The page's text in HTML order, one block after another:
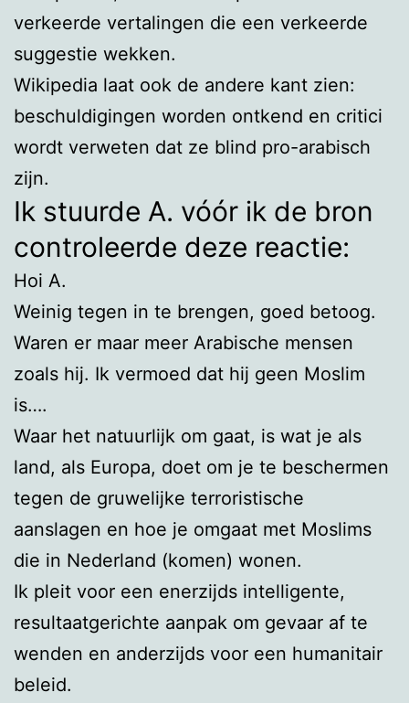
verkeerde vertalingen die een verkeerde
suggestie wekken.
Wikipedia laat ook de andere kant zien:
beschuldigingen worden ontkend en critici
wordt verweten dat ze blind pro-arabisch
zijn.
Ik stuurde A. vóór ik de bron
controleerde deze reactie:
Hoi A.
Weinig tegen in te brengen, goed betoog.
Waren er maar meer Arabische mensen
zoals hij. Ik vermoed dat hij geen Moslim
is….
Waar het natuurlijk om gaat, is wat je als
land, als Europa, doet om je te beschermen
tegen de gruwelijke terroristische
aanslagen en hoe je omgaat met Moslims
die in Nederland (komen) wonen.
Ik pleit voor een enerzijds intelligente,
resultaatgerichte aanpak om gevaar af te
wenden en anderzijds voor een humanitair
beleid.